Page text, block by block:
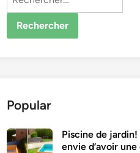
Popular
Piscine de jardin!
envie d’avoir